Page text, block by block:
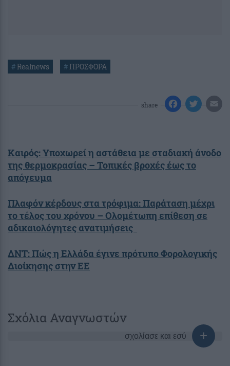
#Realnews #ΠΡΟΣΦΟΡΑ
share
Καιρός: Υποχωρεί η αστάθεια με σταδιακή άνοδο
της θερμοκρασίας – Τοπικές βροχές έως το
απόγευμα
Πλαφόν κέρδους στα τρόφιμα: Παράταση μέχρι
το τέλος του χρόνου – Ολομέτωπη επίθεση σε
αδικαιολόγητες ανατιμήσεις
ΔΝΤ: Πώς η Ελλάδα έγινε πρότυπο Φορολογικής
Διοίκησης στην ΕΕ
Σχόλια Αναγνωστών
σχολίασε και εσύ